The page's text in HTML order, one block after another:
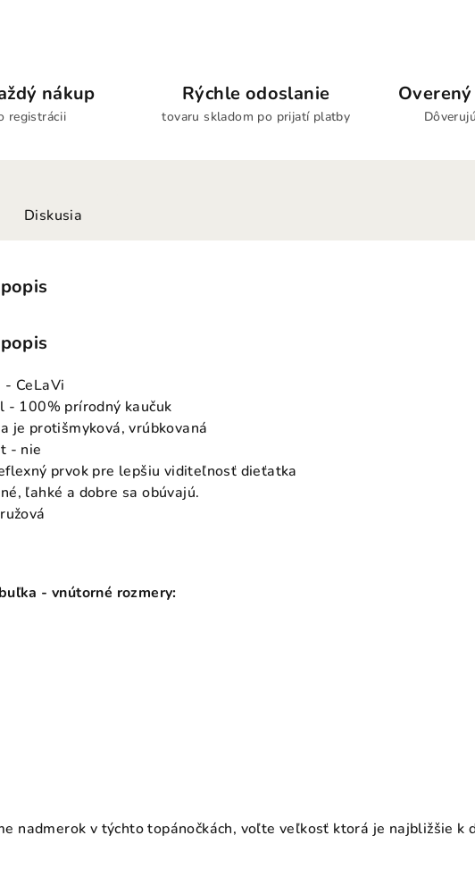
nákup
registrácii
Rýchle odoslanie
tovaru skladom po prijatí platby
Diskusia
- CeLaVi
- 100% prírodný kaučuk
je protišmyková, vrúbkovaná
- nie
prvok pre lepšiu viditeľnosť dieťatka
ľahké a dobre sa obúvajú.
- vnútorné rozmery:
nadmerok v týchto topánočkách, voľte veľkosť ktorá je najbližšie k